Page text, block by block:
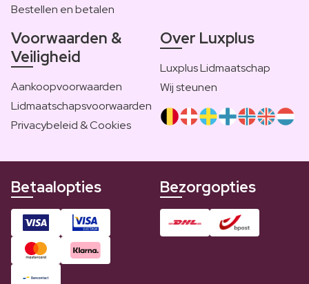
Bestellen en betalen
Voorwaarden &
Veiligheid
Aankoopvoorwaarden
Lidmaatschapsvoorwaarden
Privacybeleid & Cookies
Over Luxplus
Luxplus Lidmaatschap
Wij steunen
Betaalopties Bezorgopties